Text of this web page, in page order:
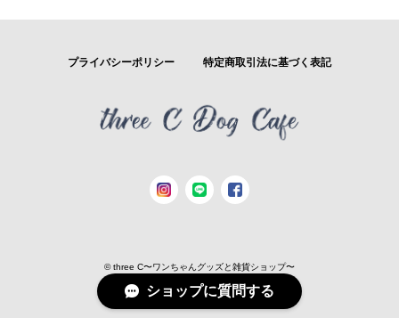
プライバシーポリシー 特定商取引法に基づく表記
© three C〜ワンちゃんグッズと雑貨ショップ〜
ショップに質問する